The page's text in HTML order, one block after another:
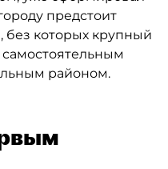
предстоит
без которых крупный
районом.